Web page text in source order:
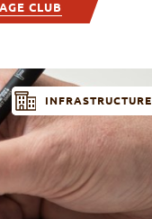
CLUB
INFRASTRUCTURE